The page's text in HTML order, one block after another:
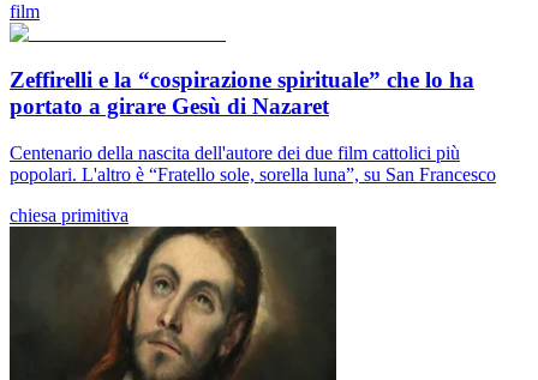
film
Zeffirelli e la “cospirazione spirituale” che lo ha
portato a girare Gesù di Nazaret
Centenario della nascita dell'autore dei due film cattolici più
popolari. L'altro è “Fratello sole, sorella luna”, su San Francesco
chiesa primitiva